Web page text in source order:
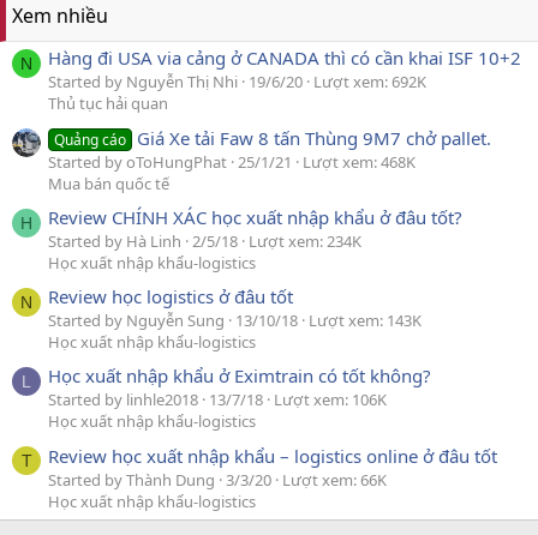
Xem nhiều
N Hàng đi USA via cảng ở CANADA thì có cần khai ISF 10+2
Started by Nguyễn Thị Nhi 19/6/20 Lượt xem: 692K
Thủ tục hải quan
Quảng cáo Giá Xe tải Faw 8 tấn Thùng 9M7 chở pallet.
Started by oToHungPhat 25/1/21
Lượt xem: 468K
Mua bán quốc tế
H Review CHÍNH XÁC học xuất nhập khẩu ở đâu tốt?
Started by Hà Linh 2/5/18 Lượt xem: 234K
Học xuất nhập khẩu-logistics
N Review học logistics ở đâu tốt
Started by Nguyễn Sung 13/10/18 Lượt xem: 143K
Học xuất nhập khẩu-logistics
L Học xuất nhập khẩu ở Eximtrain có tốt không?
Started by linhle2018 13/7/18 Lượt xem: 106K
Học xuất nhập khẩu-logistics
T Review học xuất nhập khẩu – logistics online ở đâu tốt
Started by Thành Dung 3/3/20 Lượt xem: 66K
Học xuất nhập khẩu-logistics